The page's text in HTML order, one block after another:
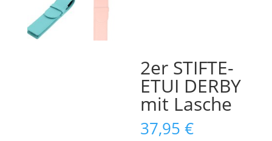
2er STIFTE-
ETUI DERBY
mit Lasche
37,95€